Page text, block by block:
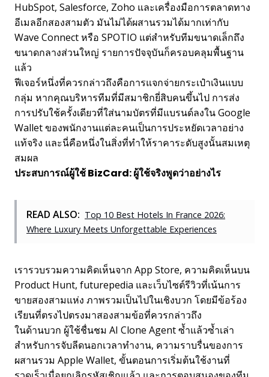
HubSpot, Salesforce, Zoho และเครื่องมือการตลาดทาง
อีเมลอีกสองสามตัว มันไม่ได้ผสานรวมได้มากเท่ากับ
Wave Connect หรือ SPOTIO แต่สำหรับทีมขนาดเล็กถึง
ขนาดกลางส่วนใหญ่ รายการปัจจุบันก็ครอบคลุมพื้นฐาน
แล้ว
ฟีเจอร์หนึ่งที่ควรกล่าวถึงคือการแจกจ่ายกระเป๋าเงินแบบ
กลุ่ม หากคุณบริหารทีมที่มีสมาชิกยี่สิบคนขึ้นไป การส่ง
การปรับใช้ครั้งเดียวที่ใส่นามบัตรที่มีแบรนด์ลงใน Google
Wallet ของพนักงานแต่ละคนเป็นการประหยัดเวลาอย่าง
แท้จริง และนี่คือหนึ่งในสิ่งที่ทำให้ราคาระดับสูงนั้นสมเหตุ
สมผล
ประสบการณ์ผู้ใช้ BizCard: ผู้ใช้จริงพูดว่าอย่างไร
READ ALSO: Top 10 Best Hotels In France 2026:
Where Luxury Meets Unforgettable Experiences
เรารวบรวมความคิดเห็นจาก App Store, ความคิดเห็นบน
Product Hunt, futurepedia และเว็บไซต์รีวิวที่เน้นการ
ขายสองสามแห่ง ภาพรวมเป็นไปในเชิงบวก โดยมีข้อร้อง
เรียนที่ตรงไปตรงมาสองสามข้อที่ควรกล่าวถึง
ในด้านบวก ผู้ใช้ชื่นชม AI Clone Agent ซ้ำแล้วซ้ำเล่า
สำหรับการจับลีดนอกเวลาทำงาน, ความราบรื่นของการ
ผสานรวม Apple Wallet, ขั้นตอนการเริ่มต้นใช้งานที่